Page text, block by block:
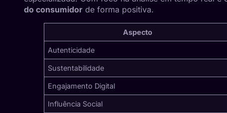
do consumidor de forma positiva.
Aspecto
Autenticidade
Sustentabilidade
Engajamento Digital
Influência Social